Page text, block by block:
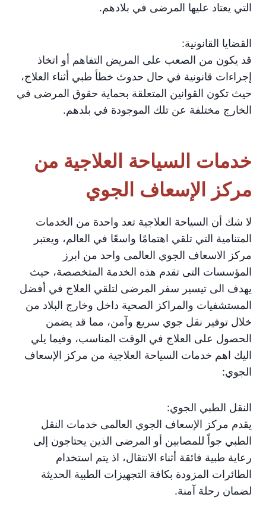
التي يعتاد عليها المرضى في بلادهم.
القضايا القانونية:
قد يكون من الصعب على المريض التفاهم أو اتخاذ
إجراءات قانونية في حال حدوث خطأ طبي أثناء العلاج،
حيث تكون القوانين المتعلقة بحماية حقوق المرضى في
الخارج مختلفة عن تلك الموجودة في بلدهم.
خدمات السياحة العلاجية من
مركز الإسعاف الجوي
لا شك أن السياحة العلاجية تعد واحدة من الخدمات
المتنامية التي تلقي اهتمامًا واسعًا في العالم، ويعتبر
مركز الاسعاف الجوي العالمى واحد من ابرز
المؤسسات التى تقدم هذه الخدمة المتخصصة، حيث
يهدف الى تيسير سفر المرضى لتلقي العلاج في أفضل
المستشفيات والمراكز الصحية داخل وخارج البلاد من
خلال توفير نقل جوي سريع وآمن، مما قد يضمن
الحصول على العلاج في الوقت المناسب، وفيما يلي
اليك اهم خدمات السياحة العلاجية من مركز الإسعاف
الجوي:
النقل الطبي الجوي:
يقدم مركز الإسعاف الجوي العالمى خدمات النقل
الطبي جواً للمصابين أو المرضى الذين يحتاجون إلى
رعاية طبية فائقة أثناء الانتقال، اذ يتم استخدام
الطائرات المزودة بكافة التجهيزات الطبية الحديثة
لضمان رحلة آمنة.